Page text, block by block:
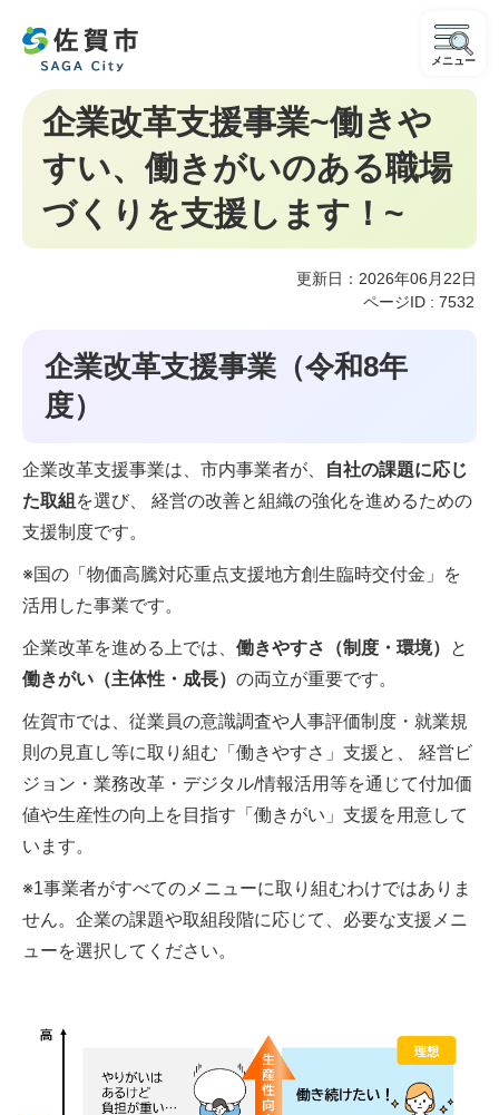
メニュー
企業改革支援事業~働きや
すい、働きがいのある職場
づくりを支援します！~
更新日：2026年06月22日
ページID : 7532
企業改革支援事業（令和8年
度）
企業改革支援事業は、市内事業者が、
自社の課題に応じ
た取組 を選び、 経営の改善と組織の強化を進めるための
支援制度です。
※国の「物価高騰対応重点支援地方創生臨時交付金」を
活用した事業です。
企業改革を進める上では、 働きやすさ（制度・環境）
と
働きがい（主体性・成長） の両立が重要です。
佐賀市では、従業員の意識調査や人事評価制度・就業規
則の見直し等に取り組む「働きやすさ」支援と、 経営ビ
ジョン・業務改革・デジタル/情報活用等を通じて付加価
値や生産性の向上を目指す「働きがい」支援を用意して
います。
※1事業者がすべてのメニューに取り組むわけではありま
せん。企業の課題や取組段階に応じて、必要な支援メニ
ューを選択してください。